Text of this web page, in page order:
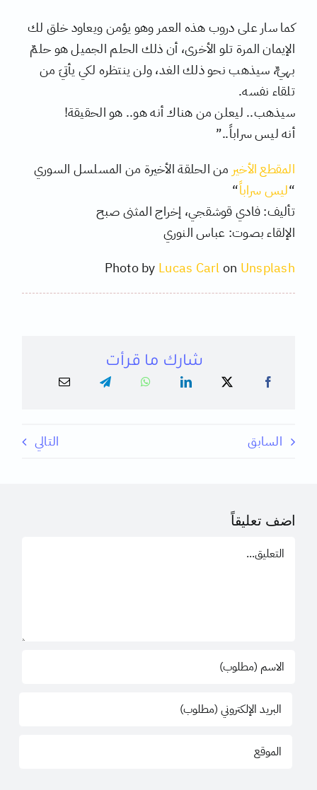
كما سار على دروب هذه العمر وهو يؤمن ويعاود خلق لك
الإيمان المرة تلو الأخرى، أن ذلك الحلم الجميل هو حلمٌ
بهيٌّ، سيذهب نحو ذلك الغد، ولن ينتظره لكي يأتيَ من
تلقاء نفسه.
سيذهب.. ليعلن من هناك أنه هو.. هو الحقيقة!
أنه ليس سراباً..”
المقطع الأخير من الحلقة الأخيرة من المسلسل السوري
“ليس سراباً“
تأليف: فادي قوشقجي، إخراج المثنى صبح
الإلقاء بصوت: عباس النوري
Photo by Lucas Carlon Unsplash
شارك ما قرأت
السابق التالي
اضف تعليقاً
تعليق